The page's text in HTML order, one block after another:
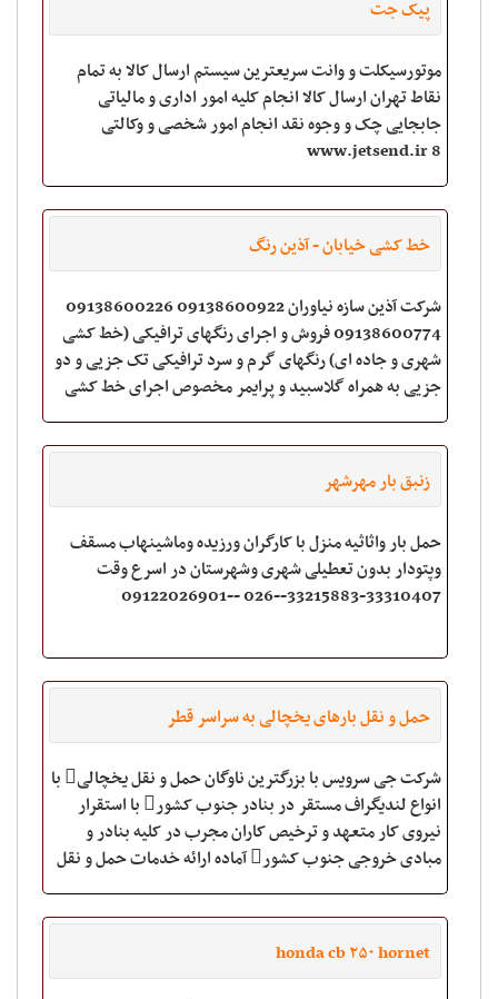
پیک جت
موتورسیکلت و وانت سریعترین سیستم ارسال کالا به تمام
نقاط تهران ارسال کالا انجام کلیه امور اداری و مالیاتی
جابجایی چک و وجوه نقد انجام امور شخصی و وکالتی
www.jetsend.ir 8
خط کشی خیابان - آذین رنگ
شرکت آذین سازه نیاوران 09138600922 09138600226
09138600774 فروش و اجرای رنگهای ترافیکی (خط کشی
شهری و جاده ای) رنگهای گرم و سرد ترافیکی تک جزیی و دو
جزیی به همراه گلاسبید و پرایمر مخصوص اجرای خط کشی
زنبق بار مهرشهر
حمل بار واثاثیه منزل با کارگران ورزیده وماشینهاب مسقف
وپتودار بدون تعطیلی شهری وشهرستان در اسرع وقت
33310407-33215883--026 --09122026901
حمل و نقل بارهای یخچالی به سراسر قطر
شرکت جی سرویس با بزرگترین ناوگان حمل و نقل یخچالی با
انواع لندیگراف مستقر در بنادر جنوب کشور با استقرار
نیروی کار متعهد و ترخیص کاران مجرب در کلیه بنادر و
مبادی خروجی جنوب کشور آماده ارائه خدمات حمل و نقل
honda cb ۲۵۰ hornet